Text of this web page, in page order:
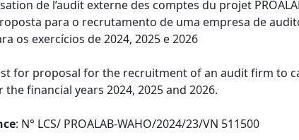
de l’audit externe des comptes du projet
para o recrutamento de uma empresa de
os exercícios de 2024, 2025 e 2026
for proposal for the recruitment of an audit firm to
financial years 2024, 2025 and 2026.
: N° LCS/ PROALAB-WAHO/2024/23/VN 511500